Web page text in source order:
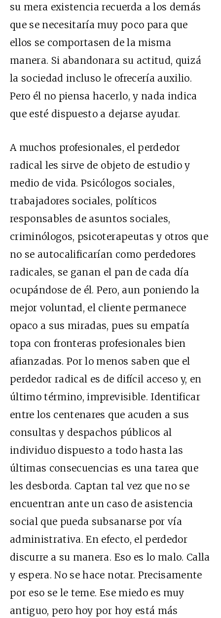
su mera existencia recuerda a los demás
que se necesitaría muy poco para que
ellos se comportasen de la misma
manera. Si abandonara su actitud, quizá
la sociedad incluso le ofrecería auxilio.
Pero él no piensa hacerlo, y nada indica
que esté dispuesto a dejarse ayudar.
A muchos profesionales, el perdedor
radical les sirve de objeto de estudio y
medio de vida. Psicólogos sociales,
trabajadores sociales, políticos
responsables de asuntos sociales,
criminólogos, psicoterapeutas y otros que
no se autocalificarían como perdedores
radicales, se ganan el pan de cada día
ocupándose de él. Pero, aun poniendo la
mejor voluntad, el cliente permanece
opaco a sus miradas, pues su empatía
topa con fronteras profesionales bien
afianzadas. Por lo menos saben que el
perdedor radical es de difícil acceso y, en
último término, imprevisible. Identificar
entre los centenares que acuden a sus
consultas y despachos públicos al
individuo dispuesto a todo hasta las
últimas consecuencias es una tarea que
les desborda. Captan tal vez que no se
encuentran ante un caso de asistencia
social que pueda subsanarse por vía
administrativa. En efecto, el perdedor
discurre a su manera. Eso es lo malo. Calla
y espera. No se hace notar. Precisamente
por eso se le teme. Ese miedo es muy
antiguo, pero hoy por hoy está más